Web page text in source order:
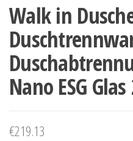
Walk in
Nano ESG
€219.13